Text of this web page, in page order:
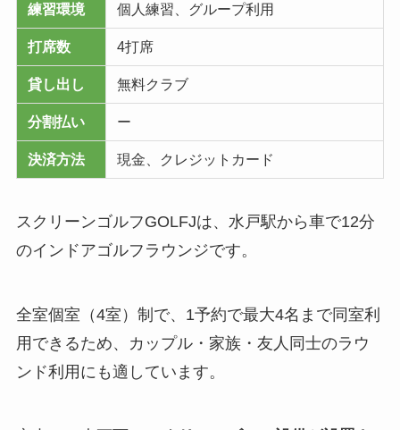
練習環境 個人練習、グループ利用
打席数 4打席
貸し出し 無料クラブ
分割払い ー
決済方法 現金、クレジットカード
スクリーンゴルフGOLFJは、水戸駅から車で12分
のインドアゴルフラウンジです。
全室個室（4室）制で、1予約で最大4名まで同室利
用できるため、カップル・家族・友人同士のラウ
ンド利用にも適しています。